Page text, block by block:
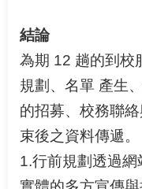
結論
為期 12 趟的到校
規劃、名單 產生
的招募、校務聯
束後之資料傳遞。
1.行前規劃透過